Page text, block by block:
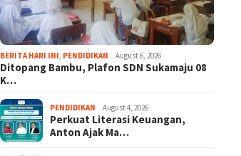
BERITA HARI INI PENDIDIKAN August 6, 2026
Ditopang Bambu, Plafon SDN Sukamaju 08
K…
PENDIDIKAN August 4, 2026
Perkuat Literasi Keuangan,
Anton Ajak Ma…